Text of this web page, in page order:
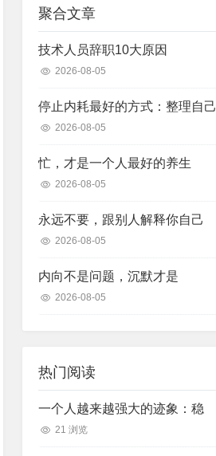
聚合文章
技术人员辞职10大原因
2026-08-05
停止内耗最好的方式：整理自己
2026-08-05
忙，才是一个人最好的养生
2026-08-05
永远不要，跟别人解释你自己
2026-08-05
内向不是问题，沉默才是
2026-08-05
热门阅读
一个人越来越强大的迹象：稳
21 浏览